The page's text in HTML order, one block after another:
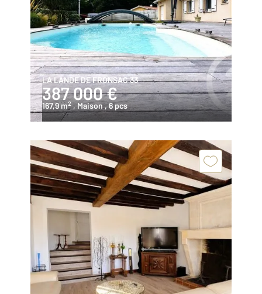
LA LANDE DE FRONSAC 33
387 000 €
167,9 m2 , Maison , 6 pcs